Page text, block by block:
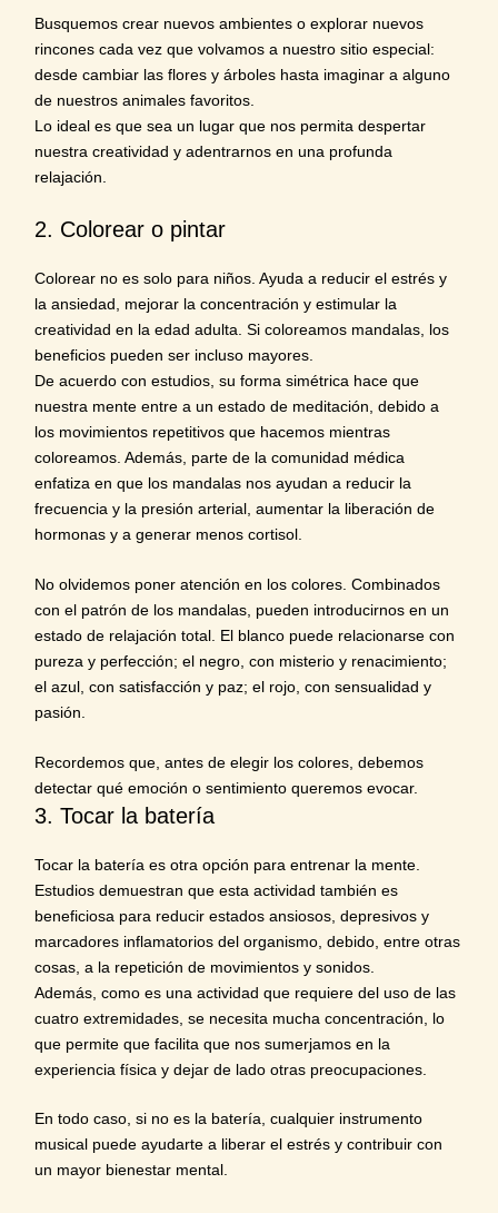
Busquemos crear nuevos ambientes o explorar nuevos
rincones cada vez que volvamos a nuestro sitio especial:
desde cambiar las flores y árboles hasta imaginar a alguno
de nuestros animales favoritos.
Lo ideal es que sea un lugar que nos permita despertar
nuestra creatividad y adentrarnos en una profunda
relajación.
2. Colorear o pintar
Colorear no es solo para niños. Ayuda a reducir el estrés y
la ansiedad, mejorar la concentración y estimular la
creatividad en la edad adulta. Si coloreamos mandalas, los
beneficios pueden ser incluso mayores.
De acuerdo con estudios, su forma simétrica hace que
nuestra mente entre a un estado de meditación, debido a
los movimientos repetitivos que hacemos mientras
coloreamos. Además, parte de la comunidad médica
enfatiza en que los mandalas nos ayudan a reducir la
frecuencia y la presión arterial
, aumentar la liberación de
hormonas y a generar menos cortisol.
No olvidemos poner atención en los colores. Combinados
con el patrón de los mandalas, pueden introducirnos en un
estado de relajación total. El blanco puede relacionarse con
pureza y perfección; el negro, con misterio y renacimiento;
el azul, con satisfacción y paz; el rojo, con sensualidad y
pasión.
Recordemos que, antes deelegir los colores , debemos
detectar qué emoción o sentimiento queremos evocar.
3. Tocar la batería
Tocar la batería es otra opción para entrenar la mente.
Estudios demuestran que esta actividad también es
beneficiosa para reducir estados ansiosos, depresivos y
marcadores inflamatorios del organismo, debido, entre otras
cosas, a la repetición de movimientos y sonidos.
Además, como es una actividad que requiere del uso de las
cuatro extremidades, se necesita mucha concentración, lo
que permite que facilita que nos sumerjamos en la
experiencia física y dejar de lado otras preocupaciones.
En todo caso, si no es la batería, cualquier instrumento
musical puede ayudarte a liberar el estrés y contribuir con
un mayor bienestar mental.